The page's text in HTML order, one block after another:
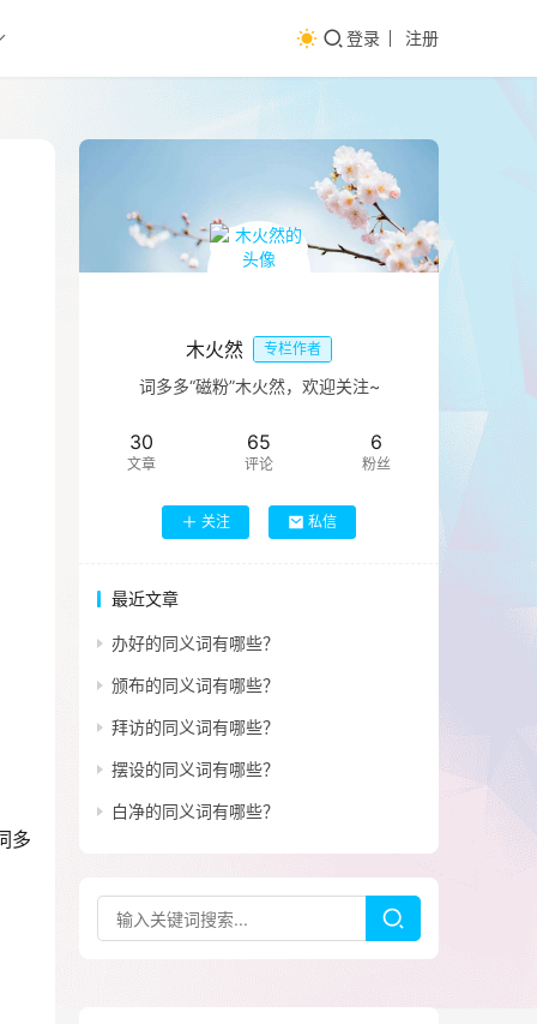
登录 注册
多
木火然 专栏作者
词多多“磁粉”木火然，欢迎关注~
30
文章
65
评论
6
粉丝
关注 私信
最近文章
办好的同义词有哪些？
颁布的同义词有哪些？
拜访的同义词有哪些？
摆设的同义词有哪些？
白净的同义词有哪些？